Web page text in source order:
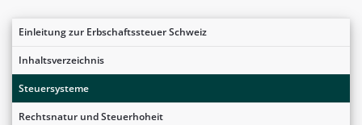
Einleitung zur Erbschaftssteuer Schweiz
Inhaltsverzeichnis
Steuersysteme
Rechtsnatur und Steuerhoheit